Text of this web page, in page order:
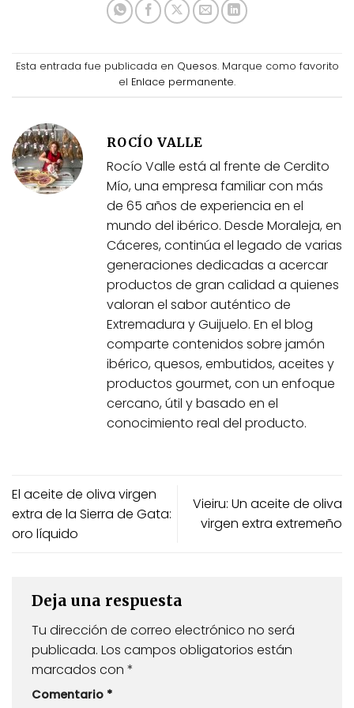
Esta entrada fue publicada en Quesos. Marque como favorito
el Enlace permanente.
ROCÍO VALLE
Rocío Valle está al frente de Cerdito
Mío, una empresa familiar con más
de 65 años de experiencia en el
mundo del ibérico. Desde Moraleja, en
Cáceres, continúa el legado de varias
generaciones dedicadas a acercar
productos de gran calidad a quienes
valoran el sabor auténtico de
Extremadura y Guijuelo. En el blog
comparte contenidos sobre jamón
ibérico, quesos, embutidos, aceites y
productos gourmet, con un enfoque
cercano, útil y basado en el
conocimiento real del producto.
El aceite de oliva virgen
extra de la Sierra de Gata:
oro líquido
Vieiru: Un aceite de oliva
virgen extra extremeño
Deja una respuesta
Tu dirección de correo electrónico no será
publicada. Los campos obligatorios están
marcados con *
Comentario *